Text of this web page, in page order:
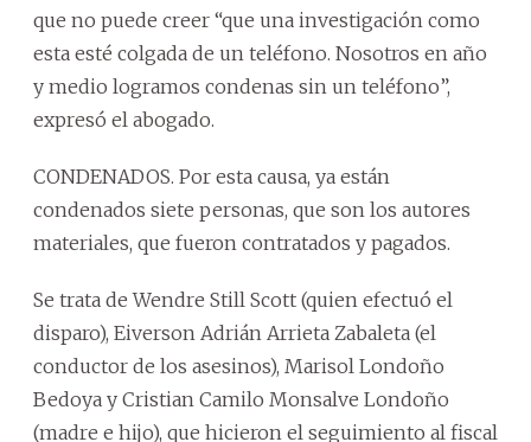
que no puede creer “que una investigación como
esta esté colgada de un teléfono. Nosotros en año
y medio logramos condenas sin un teléfono”,
expresó el abogado.
CONDENADOS. Por esta causa, ya están
condenados siete personas, que son los autores
materiales, que fueron contratados y pagados.
Se trata de Wendre Still Scott (quien efectuó el
disparo), Eiverson Adrián Arrieta Zabaleta (el
conductor de los asesinos), Marisol Londoño
Bedoya y Cristian Camilo Monsalve Londoño
(madre e hijo), que hicieron el seguimiento al fiscal